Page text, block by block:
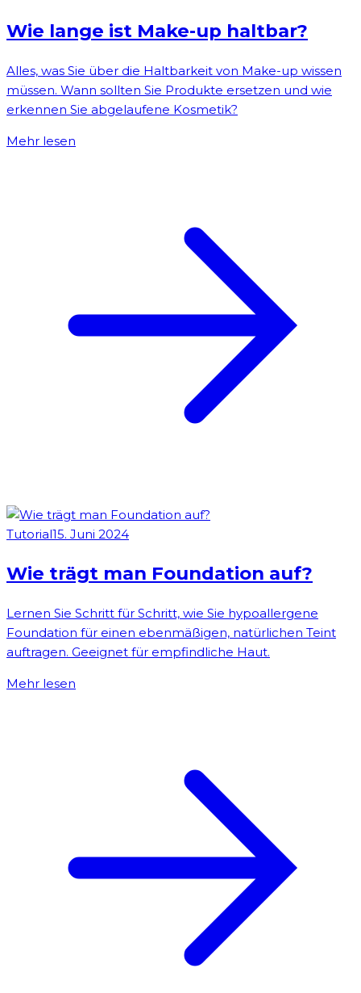
Wie lange ist Make-up haltbar?
Alles, was Sie über die Haltbarkeit von Make-up wissen
müssen. Wann sollten Sie Produkte ersetzen und wie
erkennen Sie abgelaufene Kosmetik?
Mehr lesen
Tutorial15. Juni 2024
Wie trägt man Foundation auf?
Lernen Sie Schritt für Schritt, wie Sie hypoallergene
Foundation für einen ebenmäßigen, natürlichen Teint
auftragen. Geeignet für empfindliche Haut.
Mehr lesen